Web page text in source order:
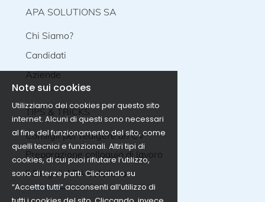
APA SOLUTIONS SA
Chi Siamo?
Candidati
Aziende
TIPS & TRICKS
Consigli per redigere un CV
Preparazione colloquio di lavoro
Il Blog di APA Solutions
Note sui cookies
Utilizziamo dei cookies per questo sito
internet. Alcuni di questi sono necessari
al fine del funzionamento del sito, come
quelli tecnici e funzionali. Altri tipi di
cookies, di cui puoi rifiutare l’utilizzo,
sono di terze parti. Cliccando su
“Accetta tutti” acconsenti all’utilizzo di